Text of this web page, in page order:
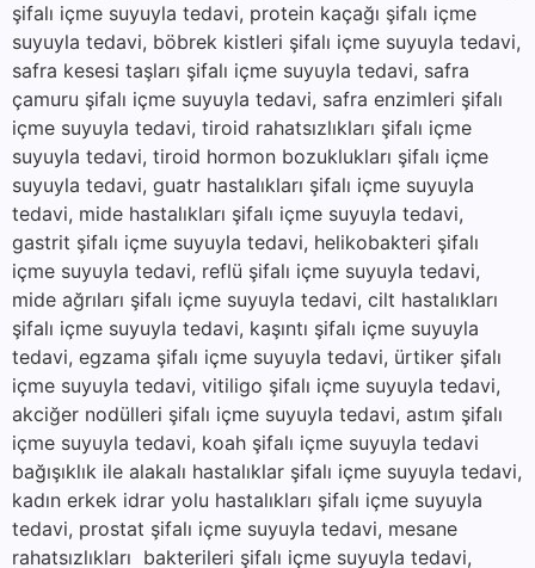
şifalı içme suyuyla tedavi, protein kaçağı şifalı içme
suyuyla tedavi, böbrek kistleri şifalı içme suyuyla tedavi,
safra kesesi taşları şifalı içme suyuyla tedavi, safra
çamuru şifalı içme suyuyla tedavi, safra enzimleri şifalı
içme suyuyla tedavi, tiroid rahatsızlıkları şifalı içme
suyuyla tedavi, tiroid hormon bozuklukları şifalı içme
suyuyla tedavi, guatr hastalıkları şifalı içme suyuyla
tedavi, mide hastalıkları şifalı içme suyuyla tedavi,
gastrit şifalı içme suyuyla tedavi, helikobakteri şifalı
içme suyuyla tedavi, reflü şifalı içme suyuyla tedavi,
mide ağrıları şifalı içme suyuyla tedavi, cilt hastalıkları
şifalı içme suyuyla tedavi, kaşıntı şifalı içme suyuyla
tedavi, egzama şifalı içme suyuyla tedavi, ürtiker şifalı
içme suyuyla tedavi, vitiligo şifalı içme suyuyla tedavi,
akciğer nodülleri şifalı içme suyuyla tedavi, astım şifalı
içme suyuyla tedavi, koah şifalı içme suyuyla tedavi
bağışıklık ile alakalı hastalıklar şifalı içme suyuyla tedavi,
kadın erkek idrar yolu hastalıkları şifalı içme suyuyla
tedavi, prostat şifalı içme suyuyla tedavi, mesane
rahatsızlıkları bakterileri şifalı içme suyuyla tedavi,